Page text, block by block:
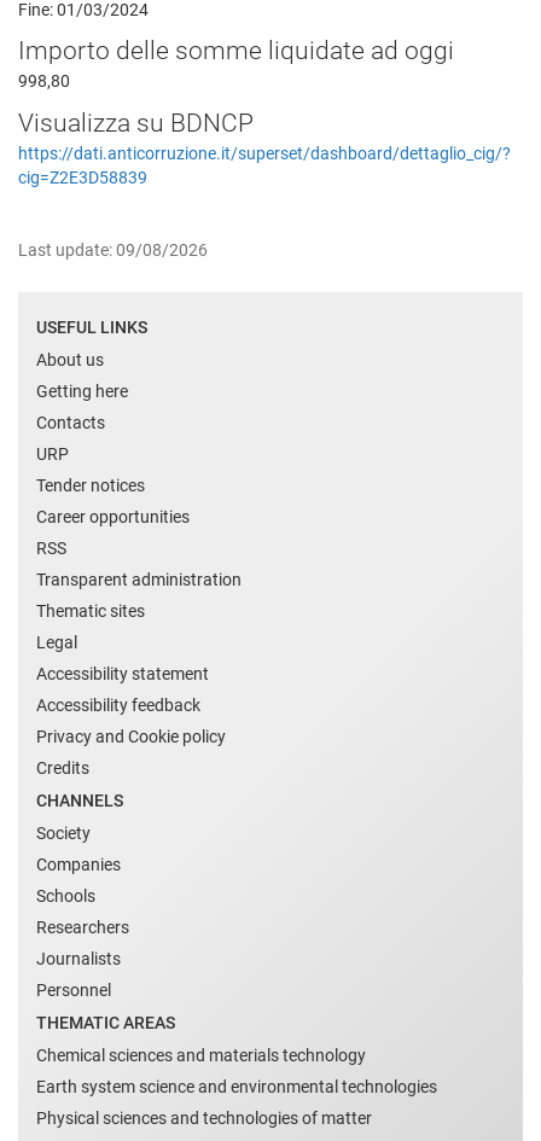
Fine: 01/03/2024
Importo delle somme liquidate ad oggi
998,80
Visualizza su BDNCP
https://dati.anticorruzione.it/superset/dashboard/dettaglio_cig/?
cig=Z2E3D58839
Last update: 09/08/2026
USEFUL LINKS
About us
Getting here
Contacts
URP
Tender notices
Career opportunities
RSS
Transparent administration
Thematic sites
Legal
Accessibility statement
Accessibility feedback
Privacy and Cookie policy
Credits
CHANNELS
Society
Companies
Schools
Researchers
Journalists
Personnel
THEMATIC AREAS
Chemical sciences and materials technology
Earth system science and environmental technologies
Physical sciences and technologies of matter